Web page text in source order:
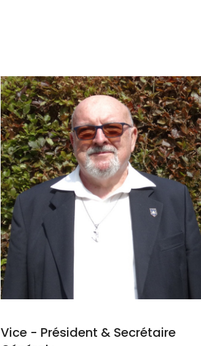
Vice - Président & Secrétaire